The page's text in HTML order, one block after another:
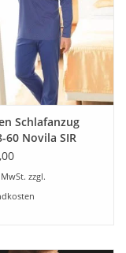
Schlafanzug
60 Novila SIR
zzgl.